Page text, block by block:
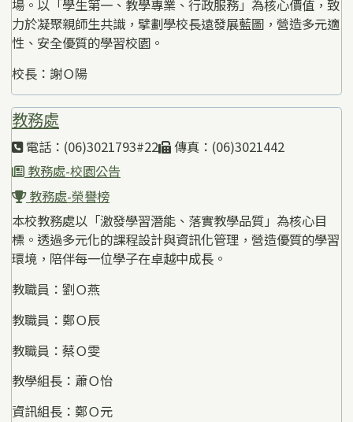
場。以「學生第一、教學專業、行政服務」為核心價值，致
力於凝聚親師生共識，擘劃學校長遠發展藍圖，營造多元適
性、安全優質的學習校園。
校長：謝Ｏ陽
教務處
電話：(06)3021793#22
傳真：(06)3021442
教務處-校園公告
教務處-榮譽榜
本校教務處以「激發學習潛能、落實教學品質」為核心目
標。透過多元化的課程設計與資訊化管理，營造優質的學習
環境，陪伴每一位學子在卓越中成長。
教職員：劉Ｏ燕
教職員：鄭Ｏ辰
教職員：蔡Ｏ雯
教學組長：蕭Ｏ怡
資訊組長：鄭Ｏ元